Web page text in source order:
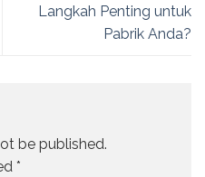
Langkah Penting untuk
Pabrik Anda?
be published.
*